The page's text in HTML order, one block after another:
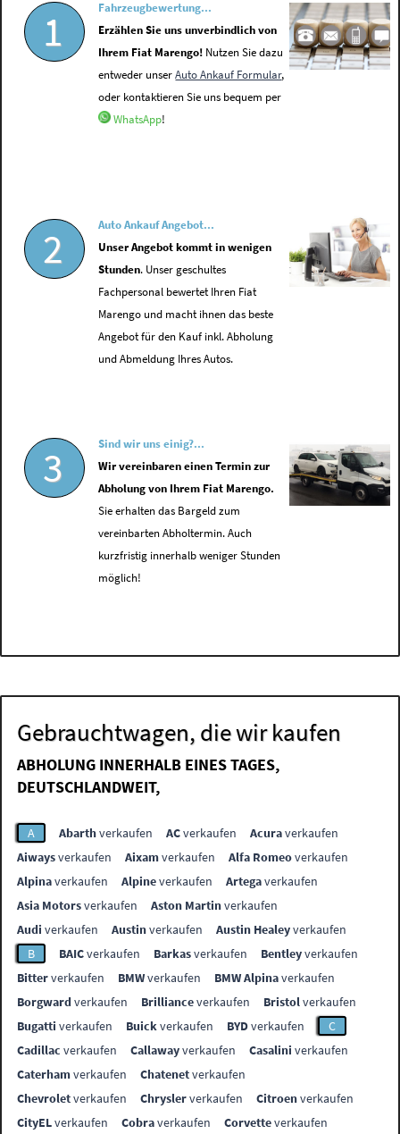
1
Fahrzeugbewertung...
Erzählen Sie uns unverbindlich von
Ihrem Fiat Marengo! Nutzen Sie dazu
entweder unserAuto Ankauf Formular,
oder kontaktieren Sie uns bequem per
WhatsApp!
2
Auto Ankauf Angebot...
Unser Angebot kommt in wenigen
Stunden. Unser geschultes
Fachpersonal bewertet Ihren Fiat
Marengo und macht ihnen das beste
Angebot für den Kauf inkl. Abholung
und Abmeldung Ihres Autos.
3
Sind wir uns einig?...
Wir vereinbaren einen Termin zur
Abholung von Ihrem Fiat Marengo.
Sie erhalten das Bargeld zum
vereinbarten Abholtermin. Auch
kurzfristig innerhalb weniger Stunden
möglich!
Gebrauchtwagen, die wir kaufen
ABHOLUNG INNERHALB EINES TAGES,
DEUTSCHLANDWEIT,
A Abarthverkaufen ACverkaufen Acuraverkaufen
Aiwaysverkaufen Aixamverkaufen Alfa Romeoverkaufen
Alpinaverkaufen Alpineverkaufen Artegaverkaufen
Asia Motorsverkaufen Aston Martinverkaufen
Audi verkaufen Austinverkaufen Austin Healeyverkaufen
B
BAICverkaufen Barkasverkaufen Bentleyverkaufen
Bitterverkaufen BMWverkaufen BMW Alpinaverkaufen
Borgwardverkaufen Brillianceverkaufen Bristolverkaufen
Bugatti verkaufen Buickverkaufen BYDverkaufen
C
Cadillac verkaufen Callawayverkaufen Casalini verkaufen
Caterhamverkaufen Chatenetverkaufen
Chevroletverkaufen Chryslerverkaufen Citroenverkaufen
CityELverkaufen Cobraverkaufen Corvetteverkaufen